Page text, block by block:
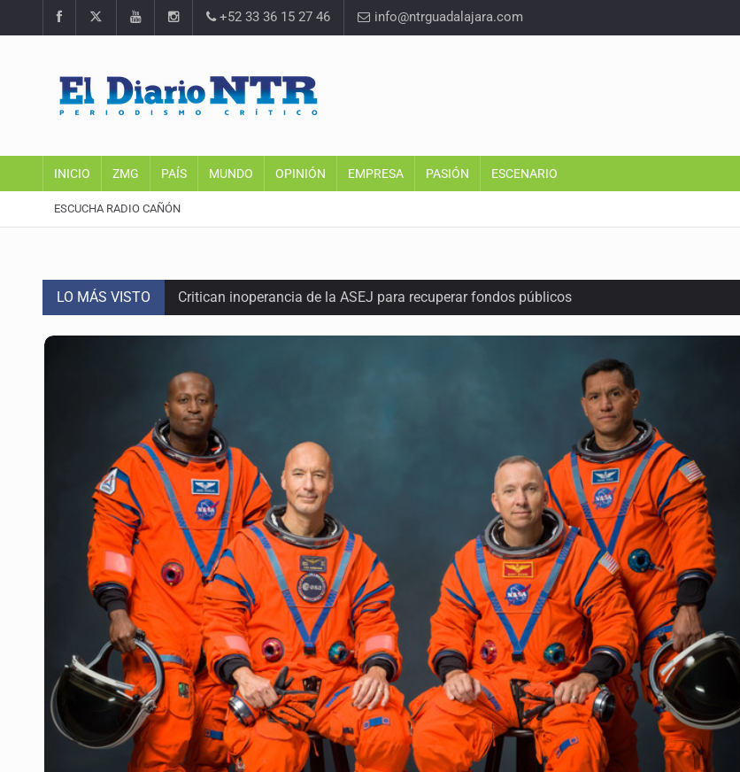
+52 33 36 15 27 46 info@ntrguadalajara.com
INICIO ZMG PAÍS MUNDO OPINIÓN EMPRESA PASIÓN ESCENARIO
ESCUCHA RADIO CAÑÓN
LO MÁS VISTO Critican inoperancia de la ASEJ para recuperar fondos públicos
Catean centro de fraudes inmobiliarios en Zapopan
Ex policía es detenido por agresión y amenzas contra su pareja
Vecinos de Mirador de San Isidro denuncian tala; IJALVI lo niega
Reporta 627 acciones tras inundación en Balcones de Oblatos
Fiscalía continúa búsqueda de Ricardo Cabezas Talavera
Proponen consulta popular por desarrollo de vivienda en Mirador de San Isidro
Buscan a otros tres por feminicidio de Valeria Márquez
Fiscalías, SIAPA y transporte, entre los asuntos pendientes del Congreso
Que el IPEJAL encabece la lista de deudores en Jalisco es un “foco rojo” de gran